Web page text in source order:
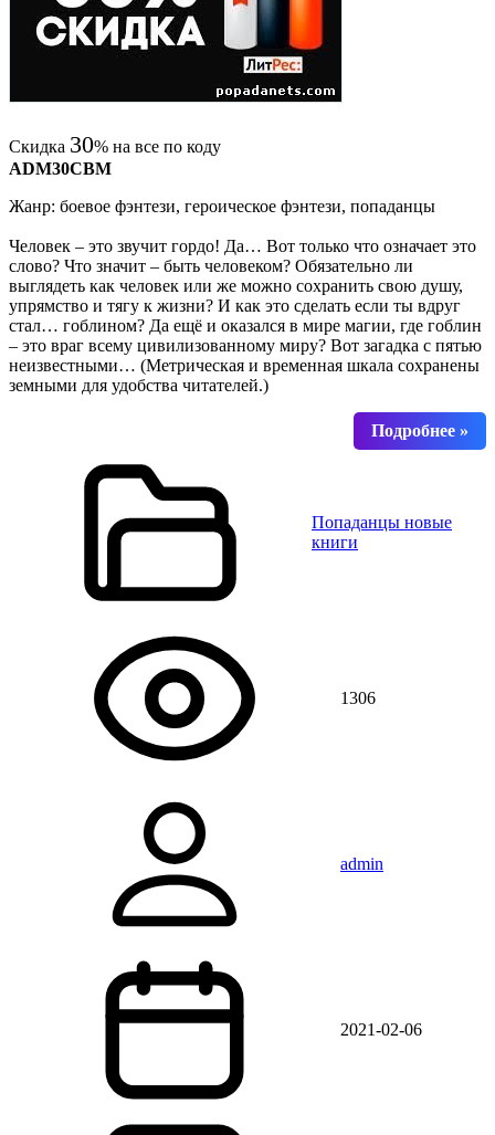
Скидка 30% на все по коду
ADM30CBM
Жанр: боевое фэнтези, героическое фэнтези, попаданцы
Человек – это звучит гордо! Да… Вот только что означает это
слово? Что значит – быть человеком? Обязательно ли
выглядеть как человек или же можно сохранить свою душу,
упрямство и тягу к жизни? И как это сделать если ты вдруг
стал… гоблином? Да ещё и оказался в мире магии, где гоблин
– это враг всему цивилизованному миру? Вот загадка с пятью
неизвестными… (Метрическая и временная шкала сохранены
земными для удобства читателей.)
Попаданцы новые
книги
1306
admin
2021-02-06